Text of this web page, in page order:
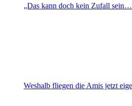
„Das kann doch kein Zufall
Weshalb fliegen die Amis jetzt